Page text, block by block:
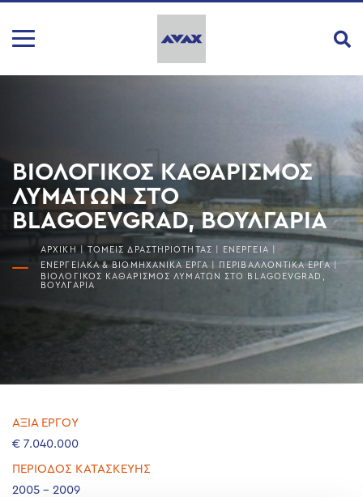
BΙΟΛΟΓΙΚΟΣ ΚΑΘΑΡΙΣΜΟΣ
ΛΥΜΑΤΩΝ ΣΤΟ
BLAGOEVGRAD, ΒΟΥΛΓΑΡΙΑ
ΑΡΧΙΚΗ ΤΟΜΕΙΣ ΔΡΑΣΤΗΡΙΟΤΗΤΑΣ ΕΝΕΡΓΕΙΑ
ΕΝΕΡΓΕΙΑΚΑ & ΒΙΟΜΗΧΑΝΙΚΑ ΕΡΓΑ
ΠΕΡΙΒΑΛΛΟΝΤΙΚΆ ΕΡΓΑ
BΙΟΛΟΓΙΚΟΣ ΚΑΘΑΡΙΣΜΟΣ ΛΥΜΑΤΩΝ ΣΤΟ BLAGOEVGRAD,
ΒΟΥΛΓΑΡΙΑ
ΑΞΙΑ ΕΡΓΟΥ
€ 7.040.000
ΠΕΡΙΟΔΟΣ ΚΑΤΑΣΚΕΥΗΣ
2005 - 2009